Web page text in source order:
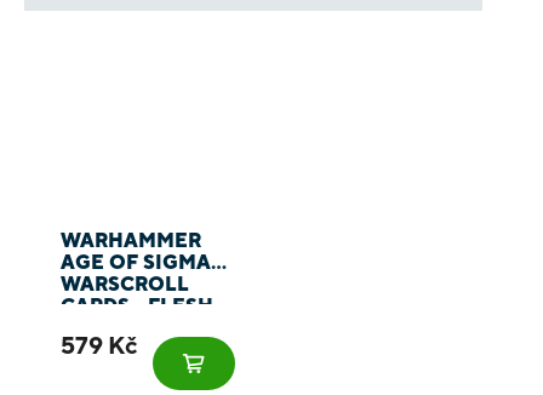
WARHAMMER
AGE OF SIGMAR:
WARSCROLL
CARDS - FLESH-
579 Kč